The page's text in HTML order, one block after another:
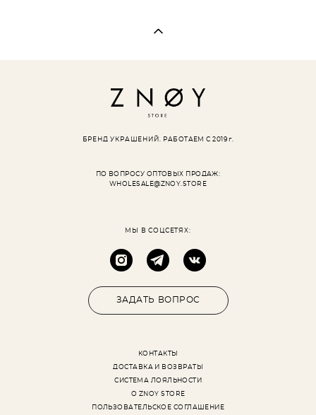
БРЕНД УКРАШЕНИЙ. РАБОТАЕМ С 2019 г.
ПО ВОПРОСУ ОПТОВЫХ ПРОДАЖ:
WHOLESALE@ZNOY.STORE
МЫ В СОЦСЕТЯХ:
ЗАДАТЬ ВОПРОС
КОНТАКТЫ
ДОСТАВКА И ВОЗВРАТЫ
СИСТЕМА ЛОЯЛЬНОСТИ
О ZNOY STORE
ПОЛЬЗОВАТЕЛЬСКОЕ СОГЛАШЕНИЕ